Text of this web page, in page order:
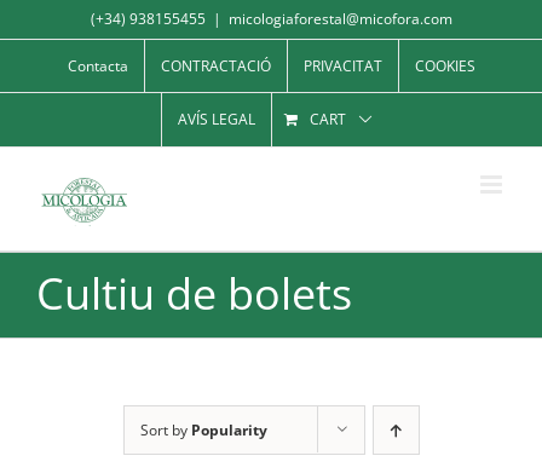
to
content
(+34) 938155455 | micologiaforestal@micofora.com
Contacta CONTRACTACIÓ PRIVACITAT COOKIES
AVÍS LEGAL CART
Cultiu de bolets
Sort by Popularity